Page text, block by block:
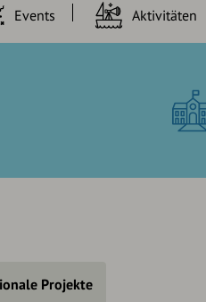
Events Aktivitäten
Projekte